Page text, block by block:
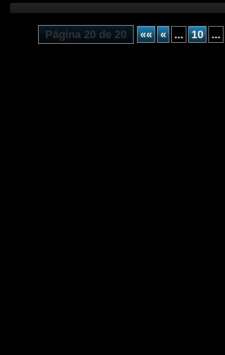
Página 20 de 20 «« « ... 10 ...